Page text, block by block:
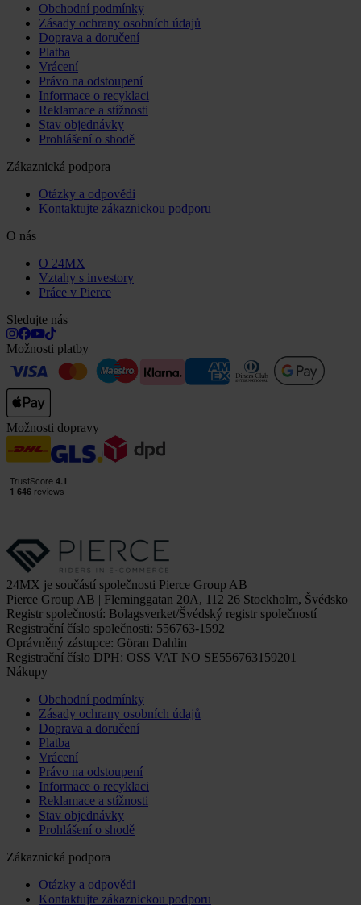
Obchodní podmínky
Zásady ochrany osobních údajů
Doprava a doručení
Platba
Vrácení
Právo na odstoupení
Informace o recyklaci
Reklamace a stížnosti
Stav objednávky
Prohlášení o shodě
Zákaznická podpora
Otázky a odpovědi
Kontaktujte zákaznickou podporu
O nás
O 24MX
Vztahy s investory
Práce v Pierce
Sledujte nás
Možnosti platby
Možnosti dopravy
24MX je součástí společnosti Pierce Group AB
Pierce Group AB | Fleminggatan 20A, 112 26 Stockholm, Švédsko
Registr společností: Bolagsverket/Švédský registr společností
Registrační číslo společnosti: 556763-1592
Oprávněný zástupce: Göran Dahlin
Registrační číslo DPH: OSS VAT NO SE556763159201
Nákupy
Obchodní podmínky
Zásady ochrany osobních údajů
Doprava a doručení
Platba
Vrácení
Právo na odstoupení
Informace o recyklaci
Reklamace a stížnosti
Stav objednávky
Prohlášení o shodě
Zákaznická podpora
Otázky a odpovědi
Kontaktujte zákaznickou podporu